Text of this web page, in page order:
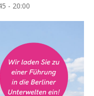
- 20:00